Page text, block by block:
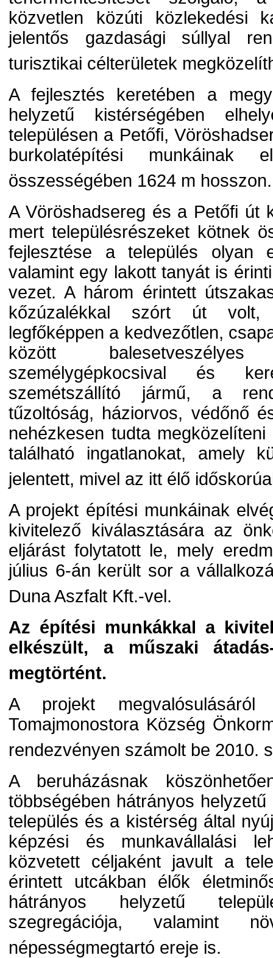
közvetlen közúti közlekedési
jelentős gazdasági súllyal
turisztikai célterületek
A fejlesztés keretében a
helyzetű kistérségében
településen a Petőfi,
burkolatépítési munkáinak
összességében 1624 m hosszon.
A Vöröshadsereg és a Petőfi út
mert településrészeket kötnek
fejlesztése a település olyan
valamint egy lakott tanyát is
vezet. A három érintett
kőzúzalékkal szórt út volt,
legfőképpen a kedvezőtlen,
között
személygépkocsival és
szemétszállító jármű, a
tűzoltóság, háziorvos, védőnő
nehézkesen tudta
található ingatlanokat, amely
jelentett, mivel az itt élő
A projekt építési munkáinak
kivitelező kiválasztására az
eljárást folytatott le, mely
július 6-án került sor a
Duna Aszfalt Kft.-vel.
Az építési munkákkal a
elkészült, a műszaki átadás-
megtörtént.
A projekt megvalósulásáról
Tomajmonostora Község
rendezvényen számolt be 2010.
A beruházásnak
többségében hátrányos
település és a kistérség által
képzési és munkavállalási
közvetett céljaként javult a
érintett utcákban élők
hátrányos helyzetű
szegregációja, valamint
népességmegtartó ereje is.